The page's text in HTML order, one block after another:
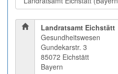
Landratsamt Eichstätt
Gesundheitswesen
Gundekarstr. 3
85072 Eichstätt
Bayern